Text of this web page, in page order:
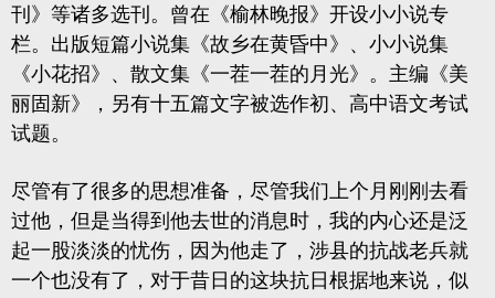
刊》等诸多选刊。曾在《榆林晚报》开设小小说专
栏。出版短篇小说集《故乡在黄昏中》、小小说集
《小花招》、散文集《一茬一茬的月光》。主编《美
丽固新》，另有十五篇文字被选作初、高中语文考试
试题。
尽管有了很多的思想准备，尽管我们上个月刚刚去看
过他，但是当得到他去世的消息时，我的内心还是泛
起一股淡淡的忧伤，因为他走了，涉县的抗战老兵就
一个也没有了，对于昔日的这块抗日根据地来说，似